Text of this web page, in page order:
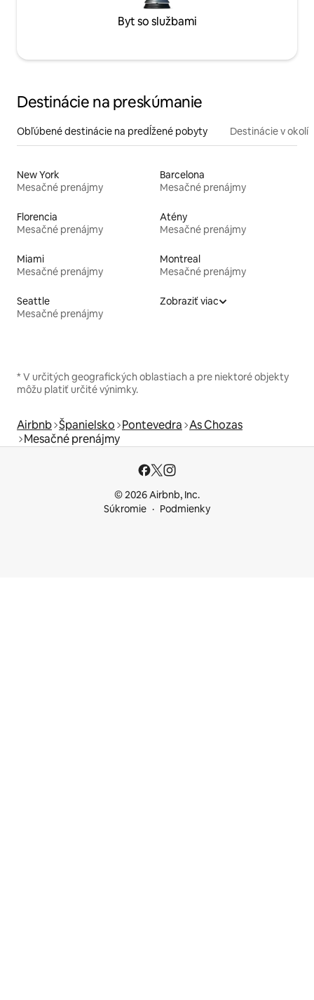
Byt so službami
Destinácie na preskúmanie
Obľúbené destinácie na predĺžené pobyty Destinácie v okolí
New York
Mesačné prenájmy
Barcelona
Mesačné prenájmy
Florencia
Mesačné prenájmy
Atény
Mesačné prenájmy
Miami
Mesačné prenájmy
Montreal
Mesačné prenájmy
Seattle
Mesačné prenájmy
Zobraziť viac
* V určitých geografických oblastiach a pre niektoré objekty
môžu platiť určité výnimky.
Airbnb Španielsko Pontevedra As Chozas
Mesačné prenájmy
© 2026 Airbnb, Inc.
Súkromie
Podmienky